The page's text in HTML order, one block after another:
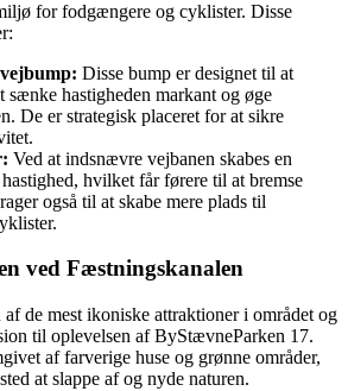
for fodgængere og cyklister. Disse
Disse bump er designet til at
sænke hastigheden markant og øge
De er strategisk placeret for at sikre
Ved at indsnævre vejbanen skabes en
hvilket får førere til at bremse
også til at skabe mere plads til
ved Fæstningskanalen
de mest ikoniske attraktioner i området og
til oplevelsen af ByStævneParken 17.
af farverige huse og grønne områder,
at slappe af og nyde naturen.